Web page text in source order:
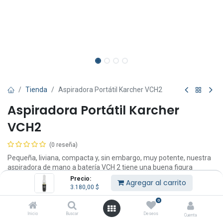
Precio:
3.180,00 $ Agregar al carrito
Inicio Buscar
0
Deseos Cuenta
Tienda Aspiradora Portátil Karcher VCH2
Aspiradora Portátil Karcher
VCH2
(0 reseña)
Pequeña, liviana, compacta y, sin embargo, muy potente, nuestra
aspiradora de mano a batería VCH 2 tiene una buena figura
durante la limpieza diaria con aspiradora. Las migas, el polvo o el
pelo en los muebles y pisos o en los automóviles no tienen
ninguna posibilidad, ya que la pequeña central eléctrica siempre
está lista para solucionar rápidamente el problema.